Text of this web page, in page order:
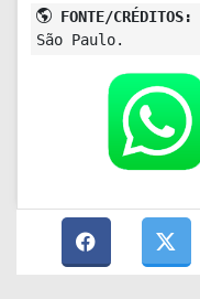
FONTE/CRÉDITOS:
São Paulo.